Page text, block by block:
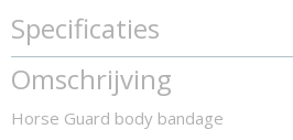
Specificaties
Productcode
657-4809
Omschrijving
Horse Guard body bandage